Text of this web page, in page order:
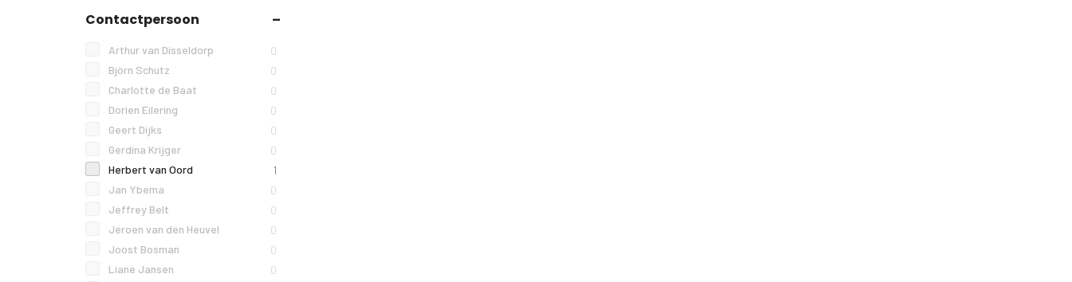
Contactpersoon
Arthur van Disseldorp 0
Björn Schutz 0
Charlotte de Baat 0
Dorien Eilering 0
Geert Dijks 0
Gerdina Krijger 0
Herbert van Oord 1
Jan Ybema 0
Jeffrey Belt 0
Jeroen van den Heuvel 0
Joost Bosman 0
Liane Jansen 0